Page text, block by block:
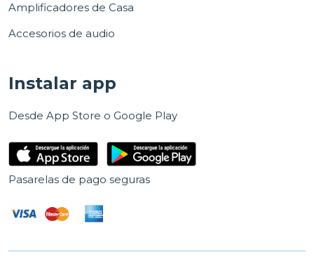
Amplificadores de Casa
Accesorios de audio
Instalar app
Desde App Store o Google Play
Pasarelas de pago seguras